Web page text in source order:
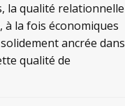
la qualité relationnelle
à la fois économiques
ancrée dans
qualité de